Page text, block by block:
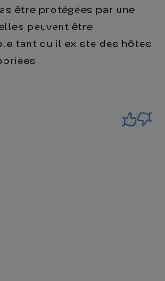
être protégées par une
peuvent être
tant qu’il existe des hôtes